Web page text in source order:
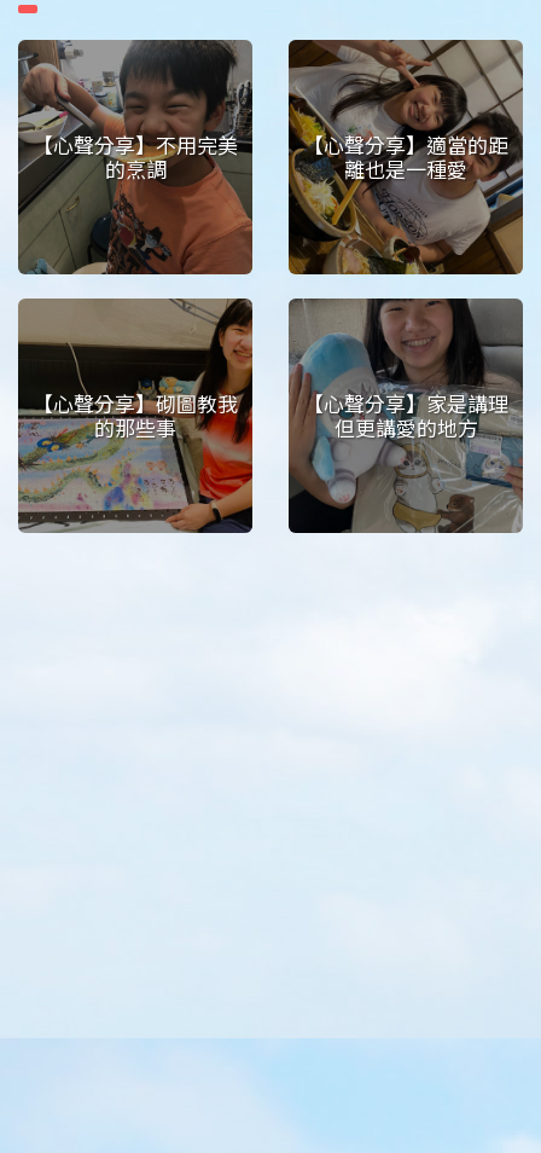
【心聲分享】不用完美
的烹調
【心聲分享】適當的距
離也是一種愛
【心聲分享】砌圖教我
的那些事
【心聲分享】家是講理
但更講愛的地方